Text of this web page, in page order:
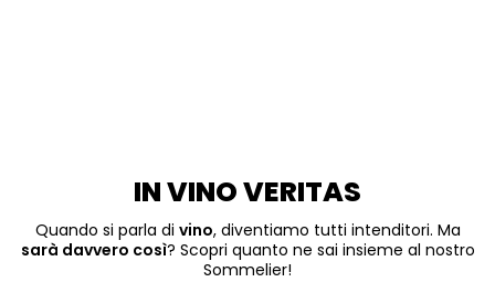
IN VINO VERITAS
Quando si parla di vino, diventiamo tutti intenditori. Ma
sarà davvero così? Scopri quanto ne sai insieme al nostro
Sommelier!